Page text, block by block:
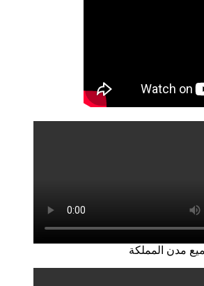
مدن المملكة